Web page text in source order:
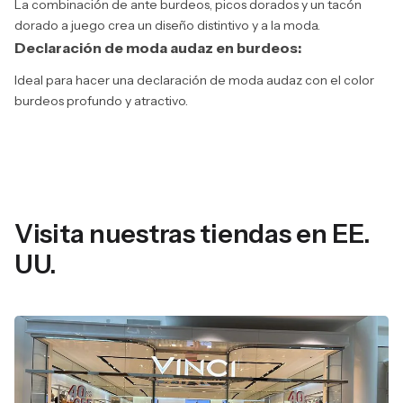
La combinación de ante burdeos, picos dorados y un tacón
dorado a juego crea un diseño distintivo y a la moda.
Declaración de moda audaz en burdeos:
Ideal para hacer una declaración de moda audaz con el color
burdeos profundo y atractivo.
Visita nuestras tiendas en EE.
UU.